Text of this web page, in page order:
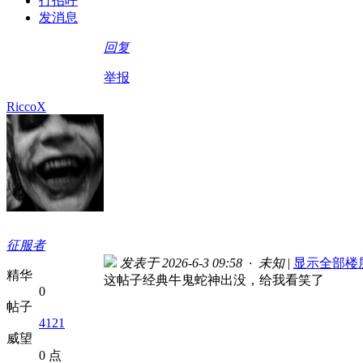
发消息
回复
举报
RiccoX
征服者
精华
0
帖子
4121
威望
0 点
发表于 2026-6-3 09:58 · 未知 | 显示全部楼
这帖子经典牛鬼蛇神出没，给我看笑了